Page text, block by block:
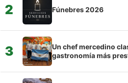
2 Fúnebres 2026
3
Un chef mercedino
gastronomía más